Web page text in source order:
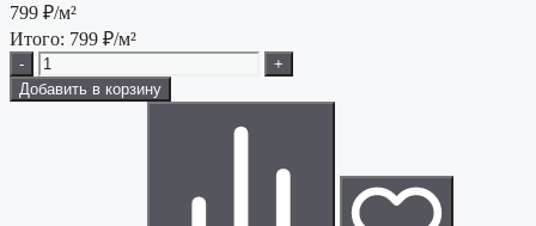
799 ₽/м²
Итого: 799 ₽/м²
-
+
Добавить в корзину